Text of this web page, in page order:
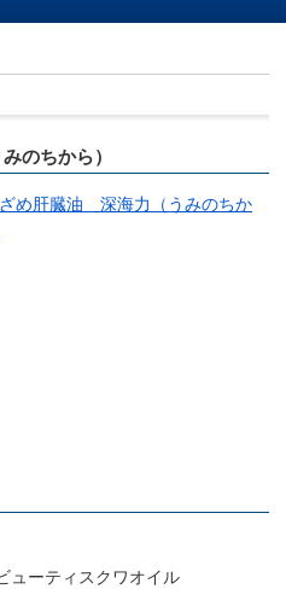
のちから）
め肝臓油 深海力（うみのちか
ーティスクワオイル